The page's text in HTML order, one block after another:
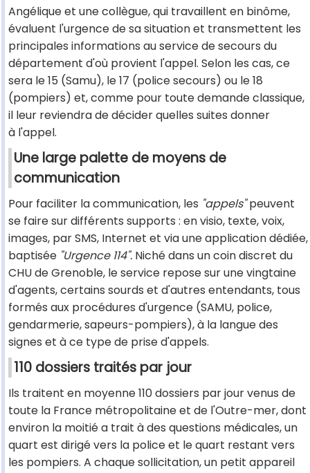
Angélique et une collègue, qui travaillent en binôme,
évaluent l'urgence de sa situation et transmettent les
principales informations au service de secours du
département d'où provient l'appel. Selon les cas, ce
sera le 15 (Samu), le 17 (police secours) ou le 18
(pompiers) et, comme pour toute demande classique,
il leur reviendra de décider quelles suites donner
à l'appel.
Une large palette de moyens de
communication
Pour faciliter la communication, les "appels"peuvent
se faire sur différents supports : en visio, texte, voix,
images, par SMS, Internet et via une application dédiée,
baptisée "Urgence 114". Niché dans un coin discret du
CHU de Grenoble, le service repose sur une vingtaine
d'agents, certains sourds et d'autres entendants, tous
formés aux procédures d'urgence (SAMU, police,
gendarmerie, sapeurs-pompiers), à la langue des
signes et à ce type de prise d'appels.
110 dossiers traités par jour
Ils traitent en moyenne 110 dossiers par jour venus de
toute la France métropolitaine et de l'Outre-mer, dont
environ la moitié a trait à des questions médicales, un
quart est dirigé vers la police et le quart restant vers
les pompiers. A chaque sollicitation, un petit appareil